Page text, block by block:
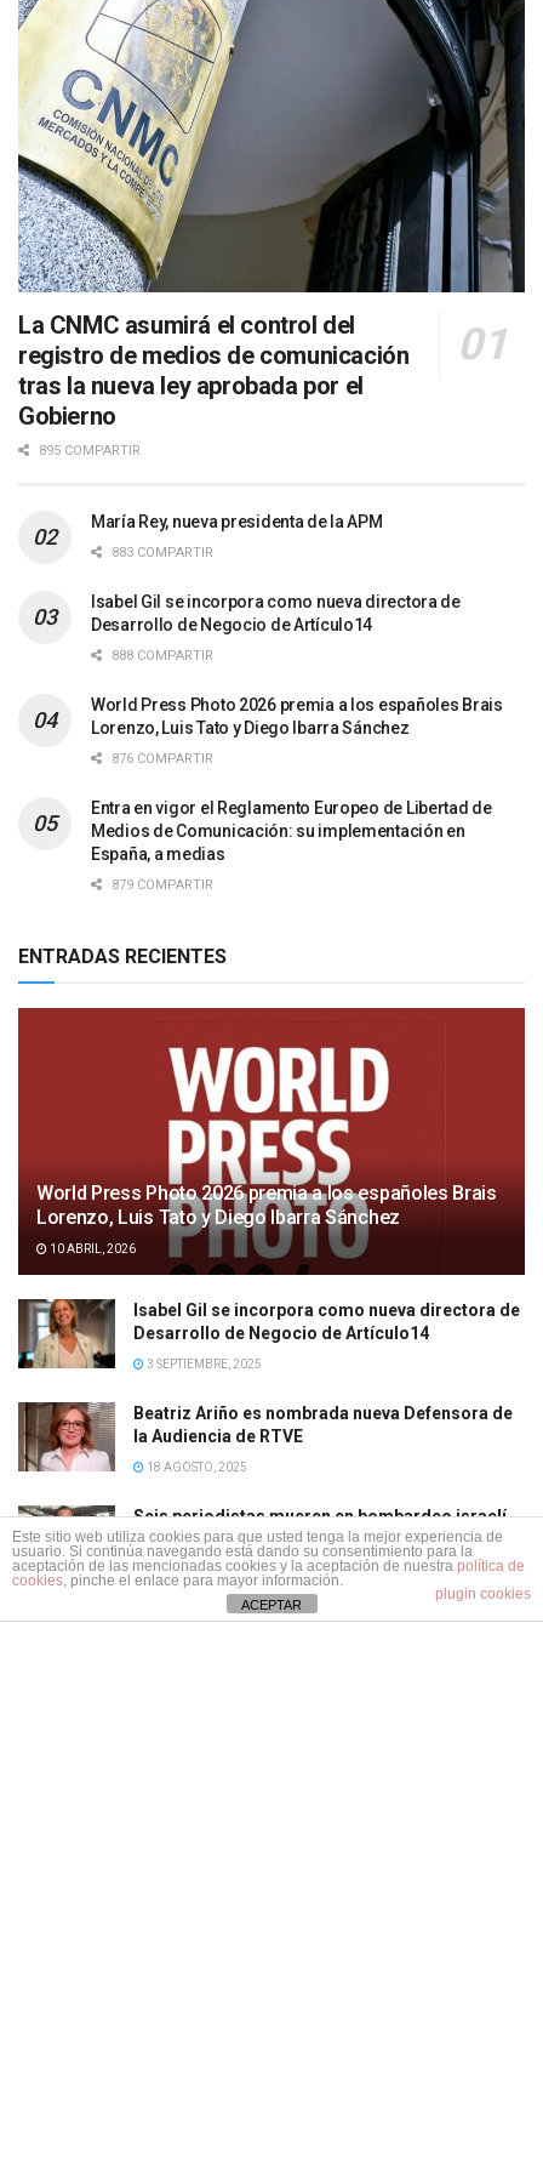
La CNMC asumirá el control del
registro de medios de comunicación
tras la nueva ley aprobada por el
Gobierno
895 COMPARTIR
María Rey, nueva presidenta de la APM
883 COMPARTIR
Isabel Gil se incorpora como nueva directora de
Desarrollo de Negocio de Artículo14
888 COMPARTIR
World Press Photo 2026 premia a los españoles Brais
Lorenzo, Luis Tato y Diego Ibarra Sánchez
876 COMPARTIR
Entra en vigor el Reglamento Europeo de Libertad de
Medios de Comunicación: su implementación en
España, a medias
879 COMPARTIR
ENTRADAS RECIENTES
World Press Photo 2026 premia a los españoles Brais
Lorenzo, Luis Tato y Diego Ibarra Sánchez
10 ABRIL, 2026
Isabel Gil se incorpora como nueva directora de
Desarrollo de Negocio de Artículo14
3 SEPTIEMBRE, 2025
Beatriz Ariño es nombrada nueva Defensora de
la Audiencia de RTVE
18 AGOSTO, 2025
Seis periodistas mueren en bombardeo israelí
en Gaza: ya suman 242 fallecidos desde el inicio
de la intervención militar de Netanyahu
12 AGOSTO, 2025
Este sitio web utiliza cookies para que usted tenga la mejor experiencia de
usuario. Si continúa navegando está dando su consentimiento para la
aceptación de las mencionadas cookies y la aceptación de nuestra política de
cookies, pinche el enlace para mayor información.
plugin cookies
ACEPTAR